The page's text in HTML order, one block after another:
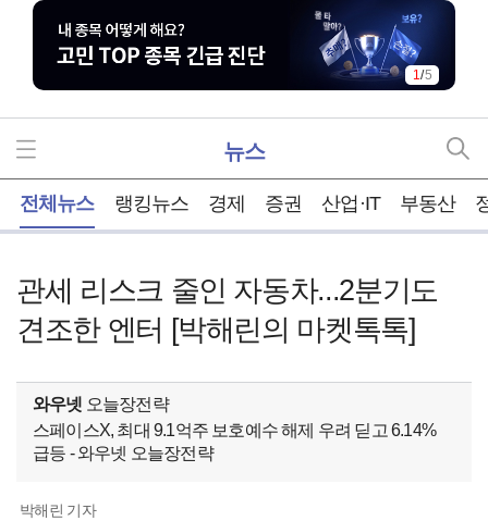
2/5
뉴스
전체뉴스 랭킹뉴스 경제 증권 산업·IT 부동산
관세 리스크 줄인 자동차...2분기도
견조한 엔터 [박해린의 마켓톡톡]
와우넷 오늘장전략
스페이스X, 최대 9.1억주 보호예수 해제 우려 딛고 6.14%
급등 - 와우넷 오늘장전략
박해린 기자